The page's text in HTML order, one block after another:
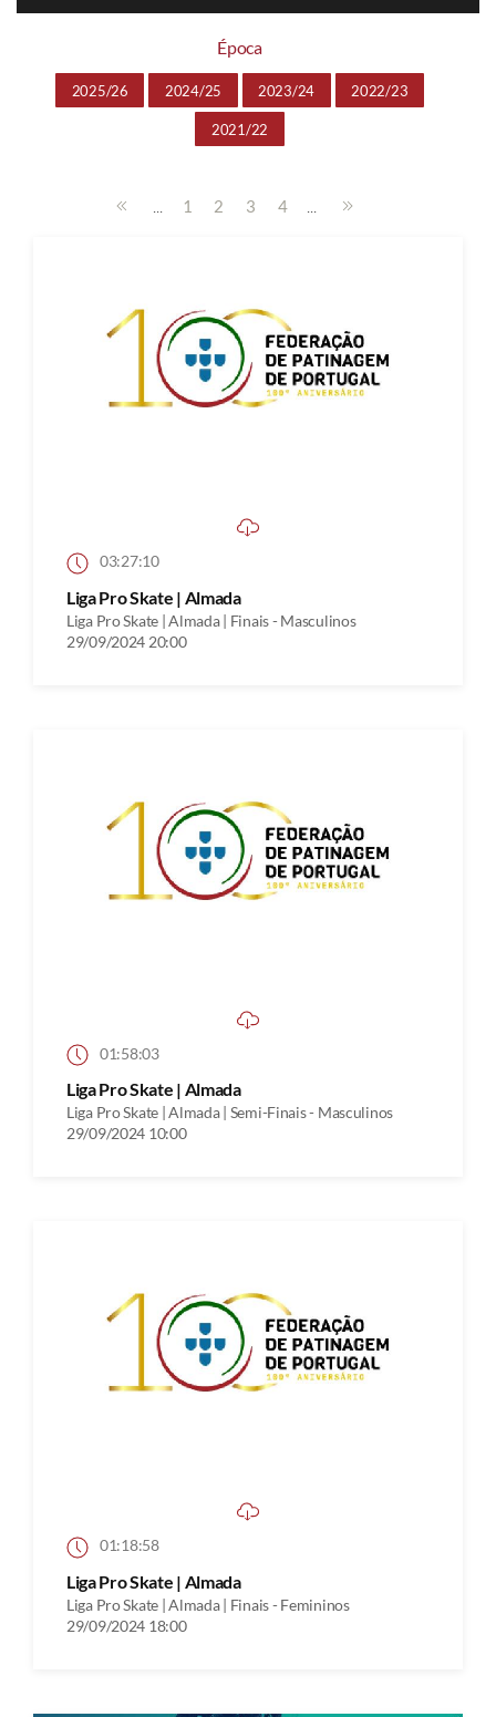
Época
2025/26 2024/25 2023/24 2022/23
2021/22
... 1 2 3 4 ...
03:27:10
Liga Pro Skate | Almada
Liga Pro Skate | Almada | Finais - Masculinos
29/09/2024 20:00
01:58:03
Liga Pro Skate | Almada
Liga Pro Skate | Almada | Semi-Finais - Masculinos
29/09/2024 10:00
01:18:58
Liga Pro Skate | Almada
Liga Pro Skate | Almada | Finais - Femininos
29/09/2024 18:00